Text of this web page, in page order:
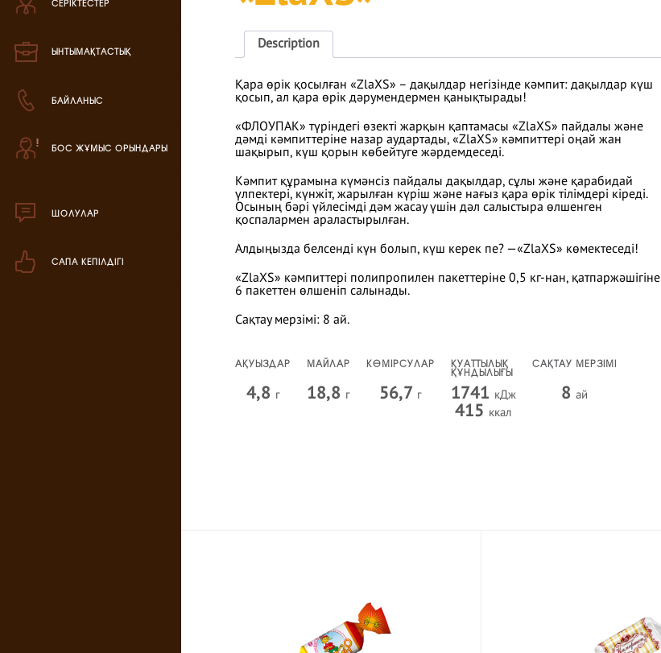
СЕРІКТЕСТЕР
ЫНТЫМАҚТАСТЫҚ
БАЙЛАНЫС
БОС ЖҰМЫС ОРЫНДАРЫ
ШОЛУЛАР
САПА КЕПІЛДІГІ
өнімі
өнімі
паста
продукции
РК
каталог
Description
Қара өрік қосылған «ZlaXS» – дақылдар негізінде кәмпит: дақылдар күш
қосып, ал қара өрік дәрумендермен қанықтырады!
«ФЛОУПАК» түріндегі өзекті жарқын қаптамасы «ZlaXS» пайдалы және
дәмді кәмпиттеріне назар аудартады, «ZlaXS» кәмпиттері оңай жан
шақырып, күш қорын көбейтуге жәрдемдеседі.
Кәмпит құрамына күмәнсіз пайдалы дақылдар, сұлы және қарабидай
үлпектері, күнжіт, жарылған күріш және нағыз қара өрік тілімдері кіреді.
Осының бәрі үйлесімді дәм жасау үшін дәл салыстыра өлшенген
қоспалармен араластырылған.
Алдыңызда белсенді күн болып, күш керек пе? —«ZlaXS» көмектеседі!
«ZlaXS» кәмпиттері полипропилен пакеттеріне 0,5 кг-нан, қатпаржәшігіне
6 пакеттен өлшеніп салынады.
Сақтау мерзімі: 8 ай.
АҚУЫЗДАР МАЙЛАР КӨМІРСУЛАР ҚУАТТЫЛЫҚ
ҚҰНДЫЛЫҒЫ
САҚТАУ МЕРЗІМІ
4,8 г 18,8 г 56,7 г 1741 кДж
415 ккал
8ай